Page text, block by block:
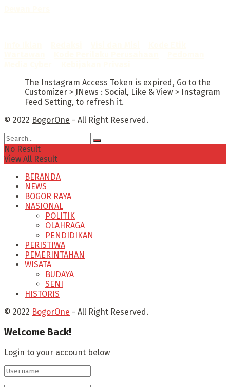
The Instagram Access Token is expired, Go to the
Customizer > JNews : Social, Like & View > Instagram
Feed Setting, to refresh it.
© 2022 BogorOne - All Right Reserved.
No Result
View All Result
BERANDA
NEWS
BOGOR RAYA
NASIONAL
POLITIK
OLAHRAGA
PENDIDIKAN
PERISTIWA
PEMERINTAHAN
WISATA
BUDAYA
SENI
HISTORIS
© 2022 BogorOne - All Right Reserved.
Welcome Back!
Login to your account below